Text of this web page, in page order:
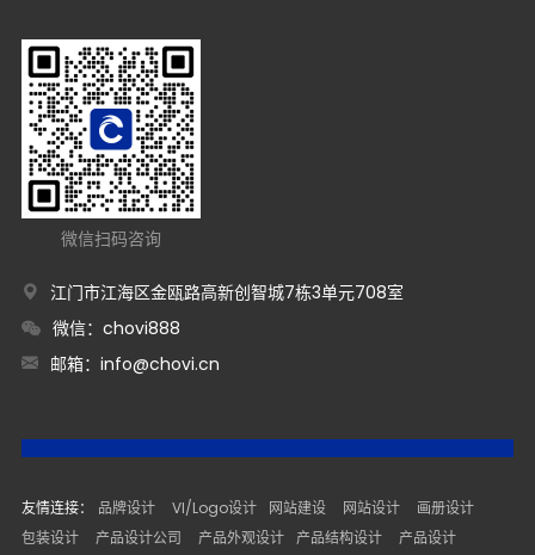
微信扫码咨询
江门市江海区金瓯路高新创智城7栋3单元708室
微信：chovi888
邮箱： info@chovi.cn
友情连接： 品牌设计 VI/Logo设计 网站建设 网站设计
画册设计
包装设计
产品设计公司 产品外观设计 产品结构设计 产品设计